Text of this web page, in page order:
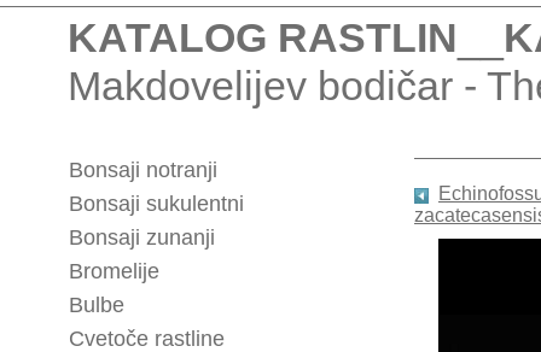
KATALOG RASTLIN
Makdovelijev bodičar -
Bonsaji notranji
Bonsaji sukulentni
Bonsaji zunanji
Bromelije
Bulbe
Cvetoče rastline